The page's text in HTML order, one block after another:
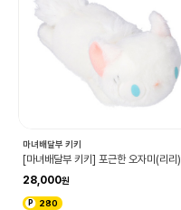
마녀배달부 키키
[마녀배달부 키키] 포근한 오자미(리리)
28,000
280